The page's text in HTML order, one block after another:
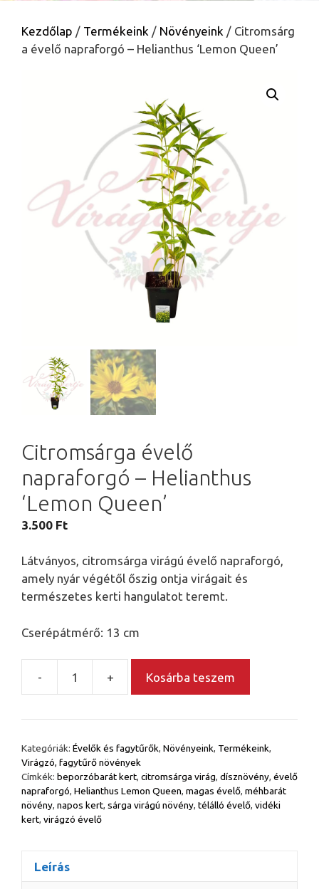
Kezdőlap / Termékeink / Növényeink / Citromsárg
a évelő napraforgó – Helianthus ‘Lemon Queen’
Citromsárga évelő
napraforgó – Helianthus
‘Lemon Queen’
3.500 Ft
Látványos, citromsárga virágú évelő napraforgó,
amely nyár végétől őszig ontja virágait és
természetes kerti hangulatot teremt.
Cserépátmérő: 13 cm
-
Citromsárga
napraforgó
Helianthus
'Lemon
Queen'
mennyiség
+ Kosárba teszem
Kategóriák: Évelők és fagytűrők, Növényeink, Termékeink,
Virágzó, fagytűrő növények
Címkék: beporzóbarát kert, citromsárga virág, dísznövény, évelő
napraforgó, Helianthus Lemon Queen, magas évelő, méhbarát
növény, napos kert, sárga virágú növény, télálló évelő, vidéki
kert, virágzó évelő
Leírás